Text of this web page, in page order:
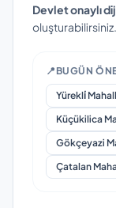
Devlet onaylı
oluşturabilirsiniz.
📍 BUGÜN
Yürekli̇
Küçükilica
Gökçeyazi
Çatalan